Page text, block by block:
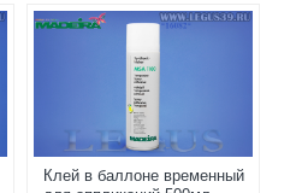
Клей в баллоне временный